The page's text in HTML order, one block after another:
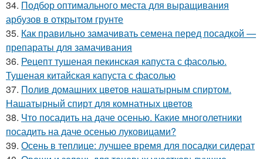
34. Подбор оптимального места для выращивания
арбузов в открытом грунте
35. Как правильно замачивать семена перед посадкой —
препараты для замачивания
36. Рецепт тушеная пекинская капуста с фасолью.
Тушеная китайская капуста с фасолью
37. Полив домашних цветов нашатырным спиртом.
Нашатырный спирт для комнатных цветов
38. Что посадить на даче осенью. Какие многолетники
посадить на даче осенью луковицами?
39. Осень в теплице: лучшее время для посадки сидерат